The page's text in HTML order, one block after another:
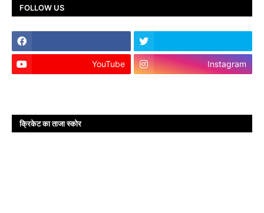
FOLLOW US
YouTube Instagram
क्रिकेट का ताजा स्कोर